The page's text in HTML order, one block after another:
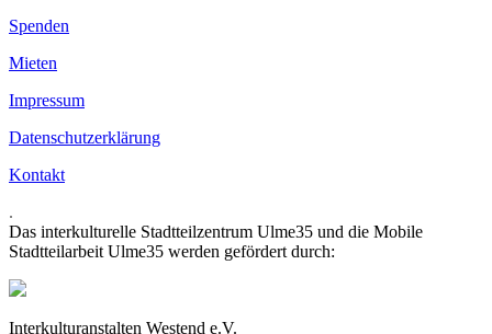
Spenden
Mieten
Impressum
Datenschutzerklärung
Kontakt
.
Das interkulturelle Stadtteilzentrum Ulme35 und die Mobile
Stadtteilarbeit Ulme35 werden gefördert durch:
Interkulturanstalten Westend e.V.